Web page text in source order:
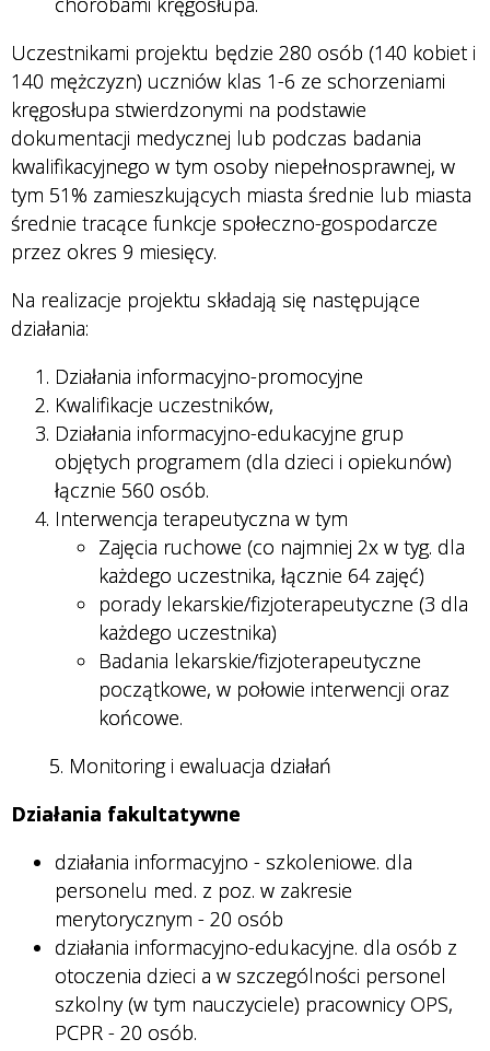
Uczestnikami projektu będzie 280 osób (140 kobiet i
140 mężczyzn) uczniów klas 1-6 ze schorzeniami
kręgosłupa stwierdzonymi na podstawie
dokumentacji medycznej lub podczas badania
kwalifikacyjnego w tym osoby niepełnosprawnej, w
tym 51% zamieszkujących miasta średnie lub miasta
średnie tracące funkcje społeczno-gospodarcze
przez okres 9 miesięcy.
Na realizacje projektu składają się następujące
działania:
Działania informacyjno-promocyjne
Kwalifikacje uczestników,
Działania informacyjno-edukacyjne grup
objętych programem (dla dzieci i opiekunów)
łącznie 560 osób.
Interwencja terapeutyczna w tym
Zajęcia ruchowe (co najmniej 2x w tyg. dla
każdego uczestnika, łącznie 64 zajęć)
porady lekarskie/fizjoterapeutyczne (3 dla
każdego uczestnika)
Badania lekarskie/fizjoterapeutyczne
początkowe, w połowie interwencji oraz
końcowe.
5. Monitoring i ewaluacja działań
Działania fakultatywne
działania informacyjno - szkoleniowe. dla
personelu med. z poz. w zakresie
merytorycznym - 20 osób
działania informacyjno-edukacyjne. dla osób z
otoczenia dzieci a w szczególności personel
szkolny (w tym nauczyciele) pracownicy OPS,
PCPR - 20 osób.